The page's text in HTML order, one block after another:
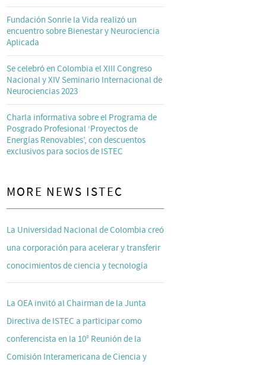
Fundación Sonríe la Vida realizó un
encuentro sobre Bienestar y Neurociencia
Aplicada
Se celebró en Colombia el XIII Congreso
Nacional y XIV Seminario Internacional de
Neurociencias 2023
Charla informativa sobre el Programa de
Posgrado Profesional ‘Proyectos de
Energías Renovables’, con descuentos
exclusivos para socios de ISTEC
MORE NEWS ISTEC
La Universidad Nacional de Colombia creó
una corporación para acelerar y transferir
conocimientos de ciencia y tecnología
La OEA invitó al Chairman de la Junta
Directiva de ISTEC a participar como
conferencista en la 10° Reunión de la
Comisión Interamericana de Ciencia y